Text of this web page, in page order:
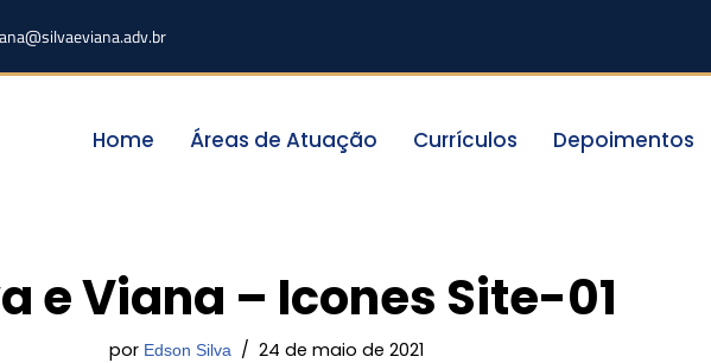
Home Áreas de Atuação Currículos Depoimentos
e Viana – Icones Site-01
por Edson Silva 24 de maio de 2021